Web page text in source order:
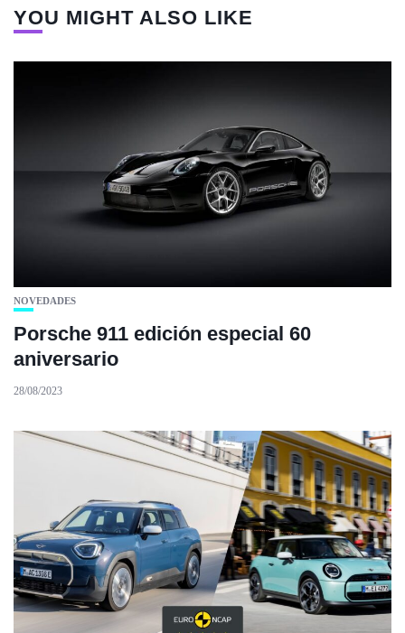
YOU MIGHT ALSO LIKE
NOVEDADES
Porsche 911 edición especial 60
aniversario
28/08/2023